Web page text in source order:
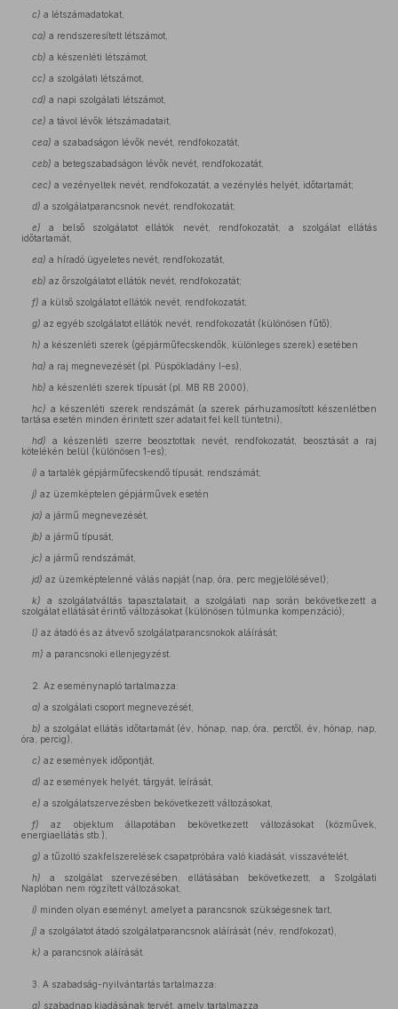
c) a létszámadatokat,
ca) a rendszeresített létszámot,
cb) a készenléti létszámot,
cc) a szolgálati létszámot,
cd) a napi szolgálati létszámot,
ce) a távol lévők létszámadatait,
cea) a szabadságon lévők nevét, rendfokozatát,
ceb) a betegszabadságon lévők nevét, rendfokozatát,
cec) a vezényeltek nevét, rendfokozatát, a vezénylés helyét, időtartamát;
d) a szolgálatparancsnok nevét, rendfokozatát;
e) a belső szolgálatot ellátók nevét, rendfokozatát, a szolgálat ellátás
időtartamát,
ea) a híradó ügyeletes nevét, rendfokozatát,
eb) az őrszolgálatot ellátók nevét, rendfokozatát;
f) a külső szolgálatot ellátók nevét, rendfokozatát;
g) az egyéb szolgálatot ellátók nevét, rendfokozatát (különösen fűtő);
h) a készenléti szerek (gépjárműfecskendők, különleges szerek) esetében
ha) a raj megnevezését (pl. Püspökladány I-es),
hb) a készenléti szerek típusát (pl. MB RB 2000),
hc) a készenléti szerek rendszámát (a szerek párhuzamosított készenlétben
tartása esetén minden érintett szer adatait fel kell tüntetni),
hd) a készenléti szerre beosztottak nevét, rendfokozatát, beosztását a raj
kötelékén belül (különösen 1-es);
i) a tartalék gépjárműfecskendő típusát, rendszámát;
j) az üzemképtelen gépjárművek esetén
ja) a jármű megnevezését,
jb) a jármű típusát,
jc) a jármű rendszámát,
jd) az üzemképtelenné válás napját (nap, óra, perc megjelölésével);
k) a szolgálatváltás tapasztalatait, a szolgálati nap során bekövetkezett a
szolgálat ellátását érintő változásokat (különösen túlmunka kompenzáció);
l) az átadó és az átvevő szolgálatparancsnokok aláírását;
m) a parancsnoki ellenjegyzést.
2. Az eseménynapló tartalmazza:
a) a szolgálati csoport megnevezését,
b) a szolgálat ellátás időtartamát (év, hónap, nap, óra, perctől, év, hónap, nap,
óra, percig),
c) az események időpontját,
d) az események helyét, tárgyát, leírását,
e) a szolgálatszervezésben bekövetkezett változásokat,
f) az objektum állapotában bekövetkezett változásokat (közművek,
energiaellátás stb.),
g) a tűzoltó szakfelszerelések csapatpróbára való kiadását, visszavételét,
h) a szolgálat szervezésében, ellátásában bekövetkezett, a Szolgálati
Naplóban nem rögzített változásokat,
i) minden olyan eseményt, amelyet a parancsnok szükségesnek tart,
j) a szolgálatot átadó szolgálatparancsnok aláírását (név, rendfokozat),
k) a parancsnok aláírását.
3. A szabadság-nyilvántartás tartalmazza:
a) szabadnap kiadásának tervét, amely tartalmazza